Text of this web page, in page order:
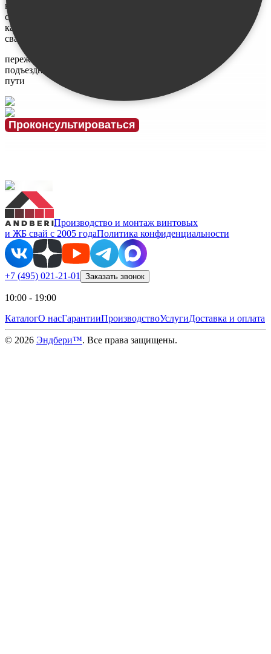
не знаю,
сколько и
каких нужно
свай
переживаю за
подъездные
пути
Проконсультироваться
Производство и монтаж винтовых
и ЖБ свай с 2005 годаПолитика конфиденциальности
+7 (495) 021-21-01 Заказать звонок
10:00 - 19:00
КаталогО насГарантииПроизводствоУслугиДоставка и оплата
© 2026 Эндбери™. Все права защищены.